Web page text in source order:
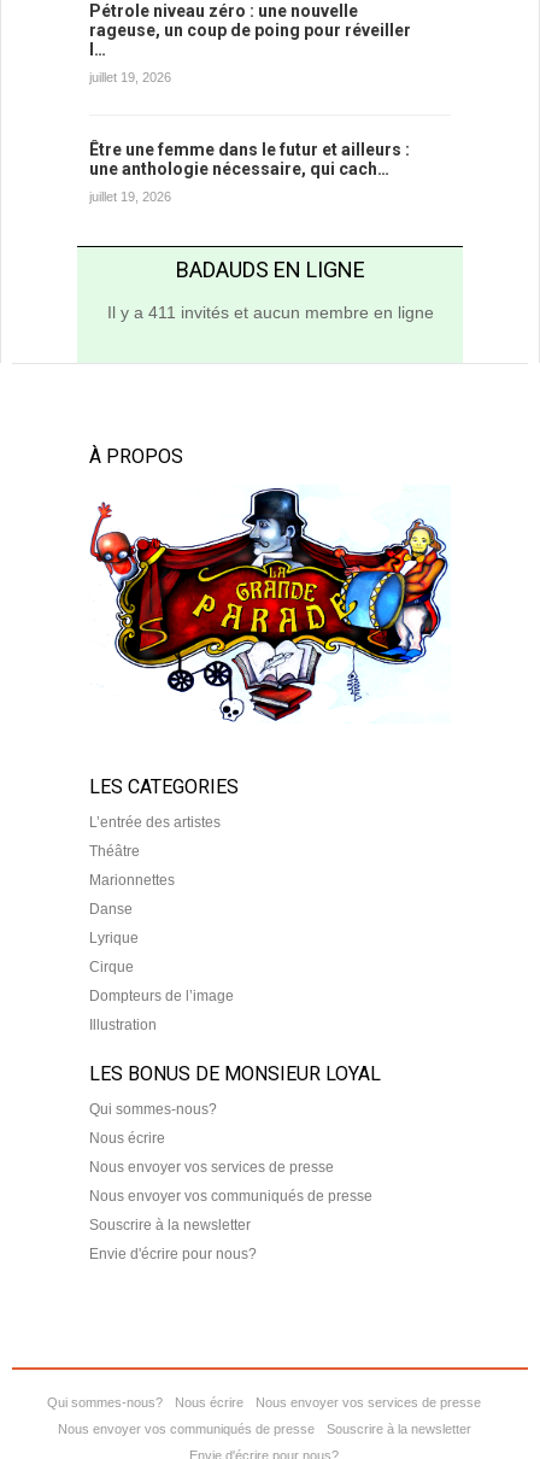
Pétrole niveau zéro : une nouvelle
rageuse, un coup de poing pour réveiller
l…
juillet 19, 2026
Être une femme dans le futur et ailleurs :
une anthologie nécessaire, qui cach…
juillet 19, 2026
BADAUDS EN LIGNE
Il y a 411 invités et aucun membre en ligne
À PROPOS
LES CATEGORIES
L’entrée des artistes
Théâtre
Marionnettes
Danse
Lyrique
Cirque
Dompteurs de l’image
Illustration
LES BONUS DE MONSIEUR LOYAL
Qui sommes-nous?
Nous écrire
Nous envoyer vos services de presse
Nous envoyer vos communiqués de presse
Souscrire à la newsletter
Envie d'écrire pour nous?
Qui sommes-nous? Nous écrire
Nous envoyer vos services de presse
Nous envoyer vos communiqués de presse
Souscrire à la newsletter
Envie d'écrire pour nous?